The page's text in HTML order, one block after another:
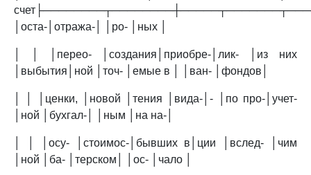
│оста-│отража-│ │ро- │ных │
│ │ │перео- │создания│приобре-│лик- │из них
│выбытия│ной │точ- │емые в │ │ван- │фондов│
│ │ │ценки, │новой │тения │вида-│- │по про-│учет-
│ной │бухгал-│ │ным │на на-│
│ │ │осу- │стоимос-│бывших в│ции │вслед- │чим
│ной │ба- │терском│ │ос- │чало │